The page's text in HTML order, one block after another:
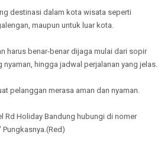
destinasi dalam kota wisata seperti
maupun untuk luar kota.
harus benar-benar dijaga mulai dari sopir
nyaman, hingga jadwal perjalanan yang jelas.
pelanggan merasa aman dan nyaman.
Rd Holiday Bandung hubungi di nomer
Pungkasnya.(Red)